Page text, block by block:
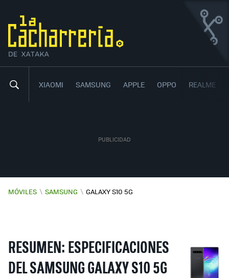
XIAOMI SAMSUNG APPLE OPPO REALME
SAMSUNG GALAXY S10 5G
UN TODOTERRENO CON SEIS CÁMARAS Y
CON 5G
9,00
MÓVILES \ SAMSUNG \ GALAXY S10 5G
RESUMEN: ESPECIFICACIONES
DEL SAMSUNG GALAXY S10 5G